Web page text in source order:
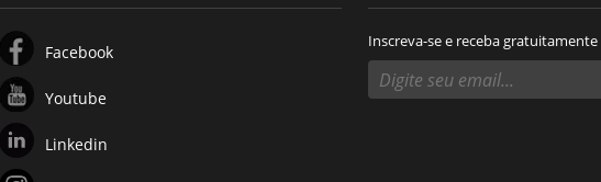
Facebook
Youtube
Linkedin
Inscreva-se e receba gratuitamente